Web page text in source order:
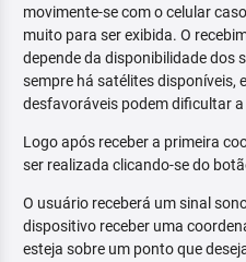
movimente-se com o celular
muito para ser exibida. O
depende da disponibilidade dos
sempre há satélites
desfavoráveis podem dificultar
Logo após receber a primeira
ser realizada clicando-se do
O usuário receberá um sinal
dispositivo receber uma
esteja sobre um ponto que